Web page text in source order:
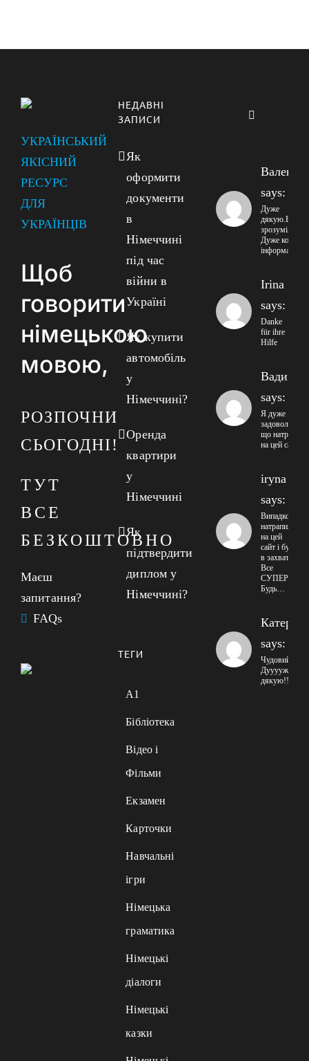
УКРАЇНСЬКИЙ
ЯКІСНИЙ
РЕСУРС
ДЛЯ
УКРАЇНЦІВ
Щоб
говорити
німецькою
мовою,
РОЗПОЧНИ
СЬОГОДНІ!
ТУТ
ВСЕ
БЕЗКОШТОВНО
Маєш
запитання?
FAQs
НЕДАВНІ
ЗАПИСИ
Як
оформити
документи
в
Німеччині
під час
війни в
Україні
Як купити
автомобіль
у
Німеччині?
Оренда
квартири
у
Німеччині
Як
підтвердити
диплом у
Німеччині?
ТЕГИ
A1
Бібліотека
Відео і
Фільми
Екзамен
Карточки
Навчальні
ігри
Німецька
граматика
Німецькі
діалоги
Німецькі
казки
says:
Дуже
дякую.Все
зрозуміло!!
Дуже корисна
інформація!
Irina
says:
Danke
für ihre
Hilfe
Вадим
says:
Я дуже
задоволений
що натрапив
на цей сайт
iryna
says:
Випадково
натрапила
на цей
сайт і була
в захваті!
Все
СУПЕР!
Будь…
says:
Чудовий
Дууууже
дякую!!!